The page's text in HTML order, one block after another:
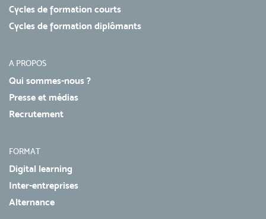
Cycles de formation courts
Cycles de formation diplômants
A PROPOS
Qui sommes-nous ?
Presse et médias
Recrutement
FORMAT
Digital learning
Inter-entreprises
Alternance